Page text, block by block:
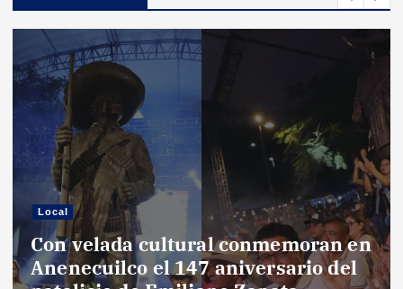
e
n
t
r
a
velada cultural conmemoran en
el 147 aniversario del